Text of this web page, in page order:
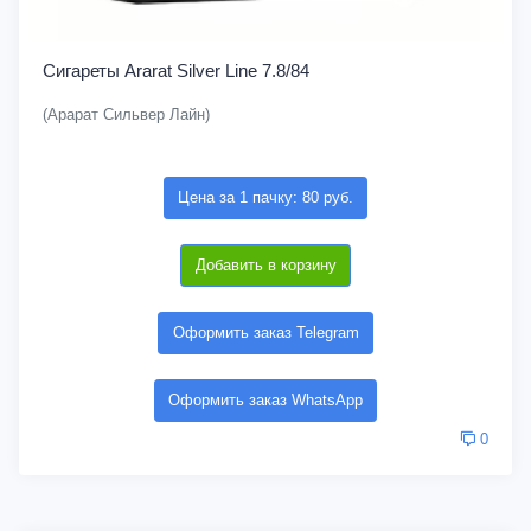
Сигареты Ararat Silver Line 7.8/84
(Арарат Сильвер Лайн)
Цена за 1 пачку: 80 руб.
Добавить в корзину
Оформить заказ Telegram
Оформить заказ WhatsApp
0